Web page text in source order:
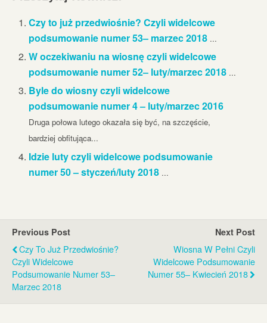
Czy to już przedwiośnie? Czyli widelcowe
podsumowanie numer 53– marzec 2018 ...
W oczekiwaniu na wiosnę czyli widelcowe
podsumowanie numer 52– luty/marzec 2018 ...
Byle do wiosny czyli widelcowe
podsumowanie numer 4 – luty/marzec 2016
Druga połowa lutego okazała się być, na szczęście,
bardziej obfitująca...
Idzie luty czyli widelcowe podsumowanie
numer 50 – styczeń/luty 2018 ...
Previous Post
Czy To Już Przedwiośnie?
Czyli Widelcowe
Podsumowanie Numer 53–
Marzec 2018
Next Post
Wiosna W Pełni Czyli
Widelcowe Podsumowanie
Numer 55– Kwiecień 2018